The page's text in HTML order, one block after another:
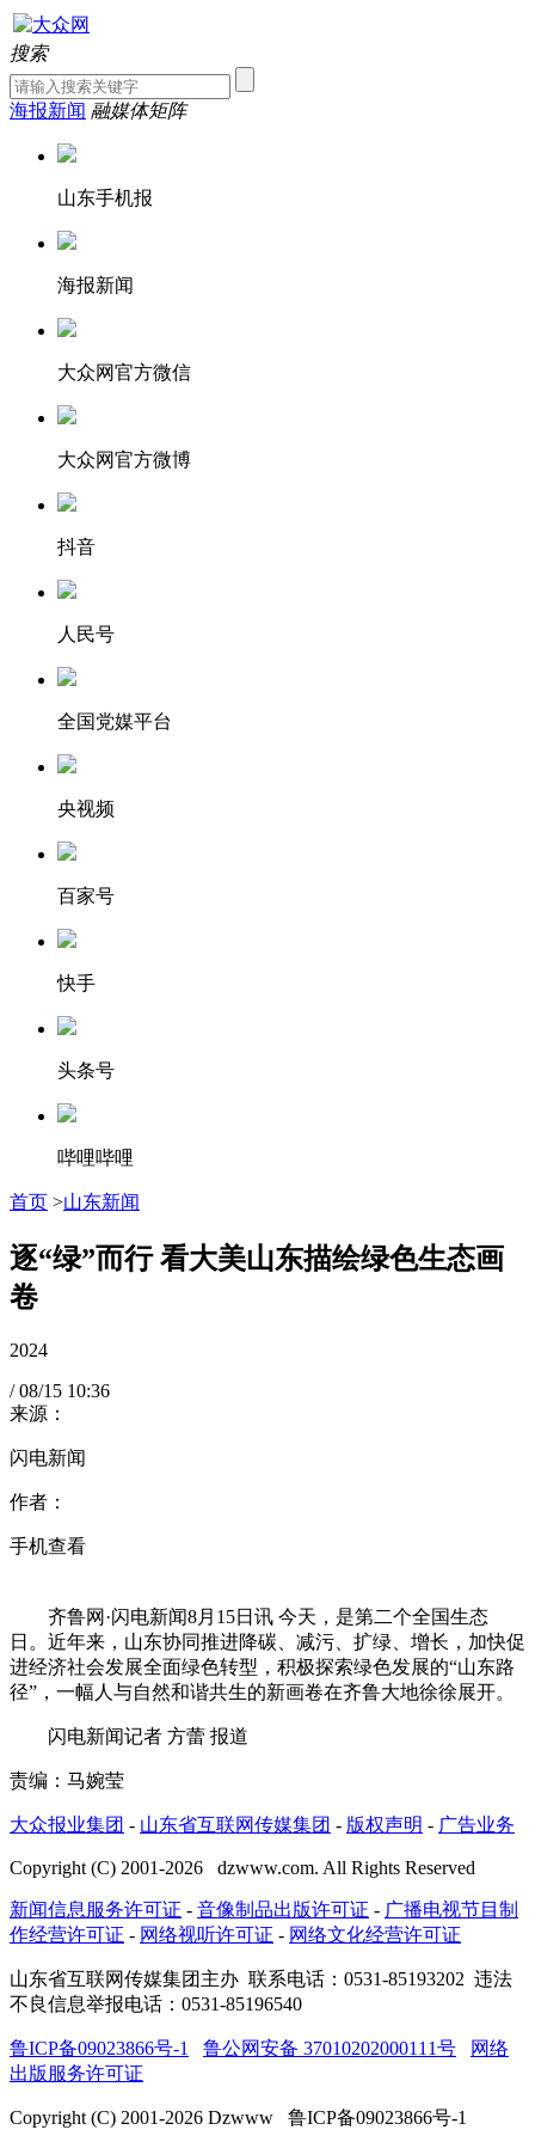
搜索
海报新闻 融媒体矩阵
山东手机报
海报新闻
大众网官方微信
大众网官方微博
抖音
人民号
全国党媒平台
央视频
百家号
快手
头条号
哔哩哔哩
首页 >山东新闻
逐“绿”而行 看大美山东描绘绿色生态画
卷
2024
/ 08/15 10:36
来源：
闪电新闻
作者：
手机查看
齐鲁网·闪电新闻8月15日讯 今天，是第二个全国生态
日。近年来，山东协同推进降碳、减污、扩绿、增长，加快促
进经济社会发展全面绿色转型，积极探索绿色发展的“山东路
径”，一幅人与自然和谐共生的新画卷在齐鲁大地徐徐展开。
闪电新闻记者 方蕾 报道
责编：马婉莹
大众报业集团 - 山东省互联网传媒集团 - 版权声明 - 广告业务
Copyright (C) 2001-2026 dzwww.com. All Rights Reserved
新闻信息服务许可证 - 音像制品出版许可证 - 广播电视节目制
作经营许可证 - 网络视听许可证 - 网络文化经营许可证
山东省互联网传媒集团主办 联系电话：0531-85193202 违法
不良信息举报电话：0531-85196540
鲁ICP备09023866号-1 鲁公网安备 37010202000111号
网络
出版服务许可证
Copyright (C) 2001-2026 Dzwww 鲁ICP备09023866号-1